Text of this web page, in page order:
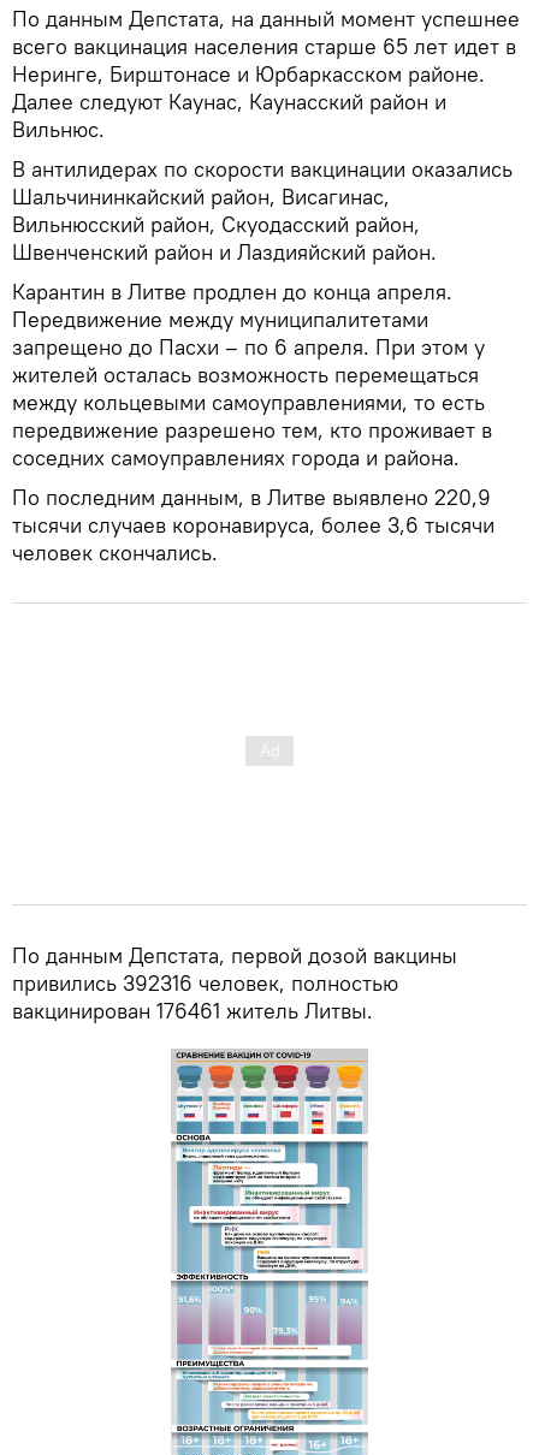
По данным Депстата, на данный момент успешнее
всего вакцинация населения старше 65 лет идет в
Неринге, Бирштонасе и Юрбаркасском районе.
Далее следуют Каунас, Каунасский район и
Вильнюс.
В антилидерах по скорости вакцинации оказались
Шальчининкайский район, Висагинас,
Вильнюсский район, Скуодасский район,
Швенченский район и Лаздияйский район.
Карантин в Литве продлен до конца апреля.
Передвижение между муниципалитетами
запрещено до Пасхи – по 6 апреля. При этом у
жителей осталась возможность перемещаться
между кольцевыми самоуправлениями, то есть
передвижение разрешено тем, кто проживает в
соседних самоуправлениях города и района.
По последним данным, в Литве выявлено 220,9
тысячи случаев коронавируса, более 3,6 тысячи
человек скончались.
По данным Депстата, первой дозой вакцины
привились 392316 человек, полностью
вакцинирован 176461 житель Литвы.